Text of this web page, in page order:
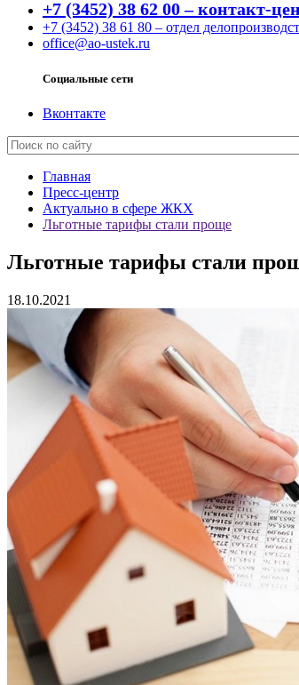
+7 (3452) 38 62 00 – контакт-
+7 (3452) 38 61 80 – отдел
office@ao-ustek.ru
Социальные сети
Вконтакте
Главная
Пресс-центр
Актуально в сфере ЖКХ
Льготные тарифы стали проще
Льготные тарифы стали
18.10.2021